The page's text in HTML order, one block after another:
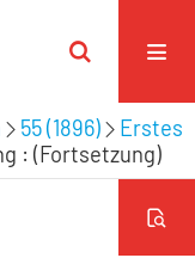
55 (1896)
Erstes
: (Fortsetzung)